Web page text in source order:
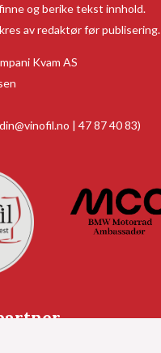
og berike tekst innhold.
av redaktør før publisering.
Kvam AS
| 47 87 40 83)